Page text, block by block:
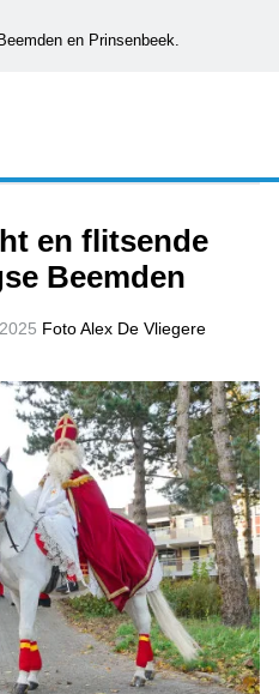
en Prinsenbeek.
en flitsende
Beemden
Foto Alex De Vliegere